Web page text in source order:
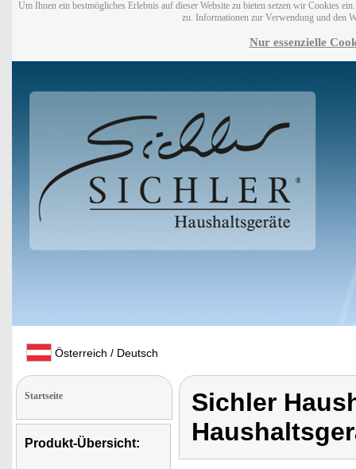
Um Ihnen ein bestmögliches Erlebnis auf dieser Website zu bieten setzen wir Cookies
zu. Informationen zur Verwendung und den
Nur essenzielle
Österreich / Deutsch
Startseite
Produkt-Übersicht:
Sichler